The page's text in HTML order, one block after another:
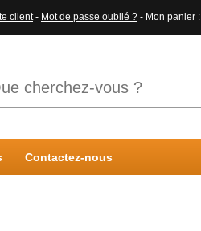
client- Mot de passe oublié ? - Mon panier :
Contactez-nous